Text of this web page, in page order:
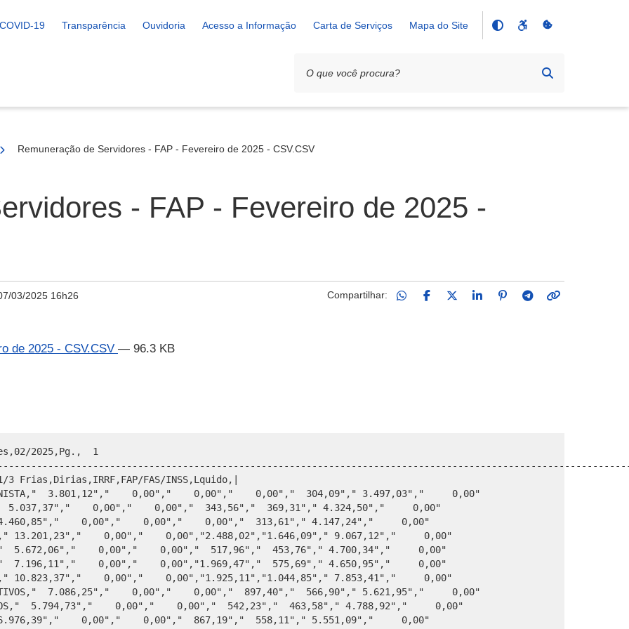
COVID-19 Transparência Ouvidoria Acesso a Informação Carta de Serviços Mapa do Site
Remuneração de Servidores - FAP - Fevereiro de 2025 - CSV.CSV
- FAP - Fevereiro de 2025 -
03/2025 16h26 Compartilhar:
de 2025 - CSV.CSV — 96.3 KB
5.226,67","     0,00"
064963,BEATRIZ REGINA DOS SANTOS,36,INATIVOS,"  6.811,59","    0,00","    0,00","  821,87","  544,93"," 5.444,79","     0,00"
048810,BEATRIZ REGINA GARCIA,36,INATIVOS,"  9.798,19","    0,00","    0,00","1.606,62","  828,21"," 7.363,36","     0,00"
MUNICIPIO DE MONTENEGRO,Remunerao Servidores,02/2025,Pg.,  2
------------------------------------------------------------------------------------------------------------------------------------------------------------------------------------------------------------------------------------------------------------------------------------------------------------
CDIGO,COLABORADOR,vinculo,CARGO,Remunerao,1/3 Frias,Dirias,IRRF,FAP/FAS/INSS,Lquido,|
069701,BEATRIZ REGINA ROVARIS GEHLEN,36,INATIVOS,"  6.131,95","    0,00","    0,00","  634,97","  490,56"," 5.006,42","     0,00"
093513,BELKIS MARI STOFFEL EFROM,36,INATIVOS," 19.581,73","    0,00","    0,00","3.525,55","3.384,22","12.671,96","     0,00"
097900,BERNARDETE DO CARMO DA ROCHA,37,PENSIONISTA,"  2.469,36","    0,00","    0,00","    0,00","  197,55"," 2.271,81","     0,00"
104949,BIBIANA KRAEMER,36,INATIVOS," 15.899,50","    0,00","    0,00","    0,00","2.262,94","13.636,56","     0,00"
106747,CARLA BERG PEREIRA,36,INATIVOS,"  6.566,00","    0,00","    0,00","  754,33","  467,79"," 5.343,88","     0,00"
096512,CARLA CRISTINA RUBENICH,36,INATIVOS,"  5.891,77","    0,00","    0,00","  568,92","  471,34"," 4.851,51","     0,00"
108057,CARLA ELISA DE OLIVEIRA,36,INATIVOS,"  6.976,39","    0,00","    0,00","  867,19","  558,11"," 5.551,09","     0,00"
063908,CARLA MARIA PRASS HOFFMEISTER,36,INATIVOS,"  5.663,41","    0,00","    0,00","  506,12","  442,01"," 4.715,28","     0,00"
069736,CARLA REGINA TEIXEIRA NUNES,36,INATIVOS,"  6.327,40","    0,00","    0,00","  688,72","  506,19"," 5.132,49","     0,00"
103721,CARLINE PORN,36,INATIVOS," 11.182,48","    0,00","    0,00","    0,00","1.201,97"," 9.980,51","     0,00"
109061,CARLOS ALBERTO DE OLIVEIRA,37,PENSIONISTA,"  6.591,86","    0,00","    0,00","  761,44","  527,35"," 5.303,07","     0,00",109070,CARLOS ALBERTO DE OLIVEIRA,37,PENSIONISTA,"  4.365,01","    0,00","    0,00","1.200,38","  349,20"," 2.815,43","     0,00"
105473,CARLOS ALFONSO HERZER,36,INATIVOS,"  2.431,23","    0,00","    0,00","    0,00","  194,50"," 2.236,73","     0,00"
064904,CARLOS AUGUSTO WOLFF,36,INATIVOS," 13.334,37","    0,00","    0,00","2.092,04","1.426,55"," 9.815,78","     0,00"
049778,CARLOS DANTAS SCHMIDT,37,PENSIONISTA,"  3.288,92","    0,00","    0,00","    0,00","  263,11"," 3.025,81","     0,00"
110841,CARMEM ELISA REICHERT,36,INATIVOS,"  3.567,79","    0,00","    0,00","   69,01","  285,42"," 3.213,36","     0,00"
043850,CARMEN CIRCE PORTO FRANCO LAZZAROTTO,36,INATIVOS,"  6.407,66","